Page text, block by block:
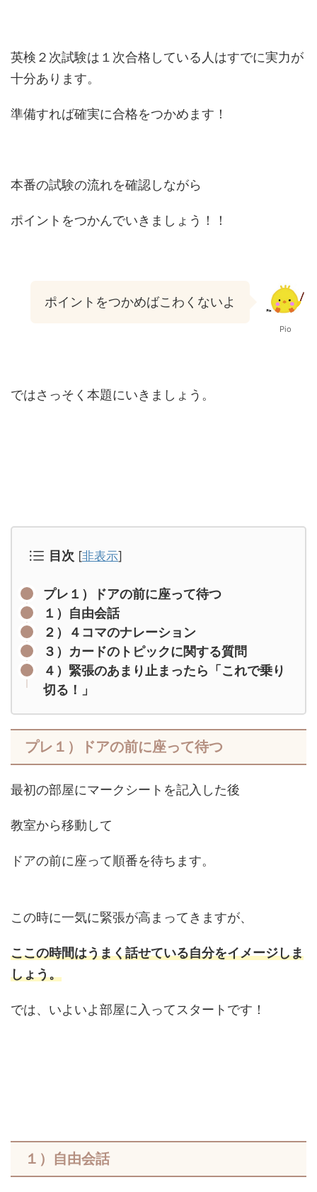
英検２次試験は１次合格している人はすでに実力が
十分あります。
準備すれば確実に合格をつかめます！
本番の試験の流れを確認しながら
ポイントをつかんでいきましょう！！
ポイントをつかめばこわくないよ
Pio
ではさっそく本題にいきましょう。
目次 [非表示]
プレ１）ドアの前に座って待つ
１）自由会話
２）４コマのナレーション
３）カードのトピックに関する質問
４）緊張のあまり止まったら「これで乗り
切る！」
プレ１）ドアの前に座って待つ
最初の部屋にマークシートを記入した後
教室から移動して
ドアの前に座って順番を待ちます。
この時に一気に緊張が高まってきますが、
ここの時間はうまく話せている自分をイメージしま
しょう。
では、いよいよ部屋に入ってスタートです！
１）自由会話